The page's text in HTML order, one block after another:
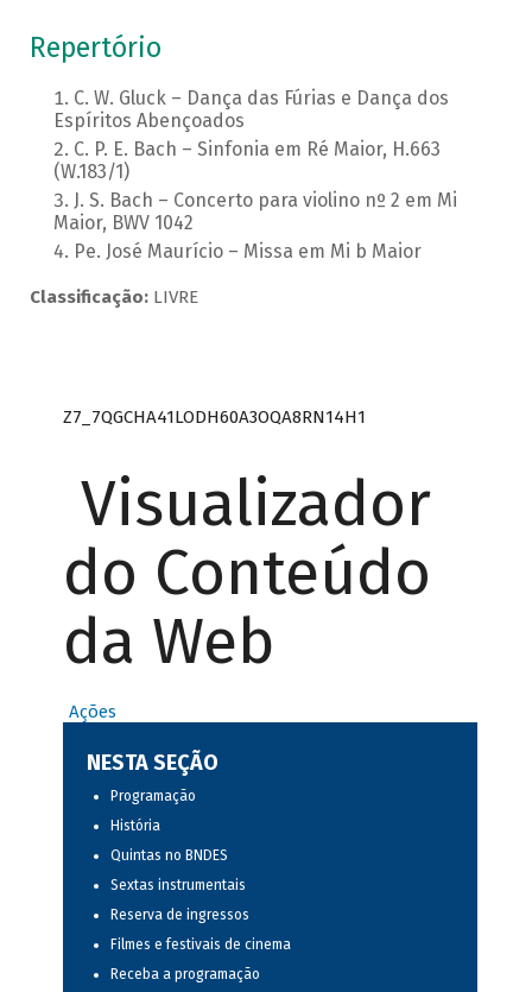
Repertório
C. W. Gluck – Dança das Fúrias e Dança dos
Espíritos Abençoados
C. P. E. Bach – Sinfonia em Ré Maior, H.663
(W.183/1)
J. S. Bach – Concerto para violino nº 2 em Mi
Maior, BWV 1042
Pe. José Maurício – Missa em Mi b Maior
Classificação:LIVRE
Z7_7QGCHA41LODH60A3OQA8RN14H1
Visualizador
do Conteúdo
da Web
Ações
NESTA SEÇÃO
Programação
História
Quintas no BNDES
Sextas instrumentais
Reserva de ingressos
Filmes e festivais de cinema
Receba a programação